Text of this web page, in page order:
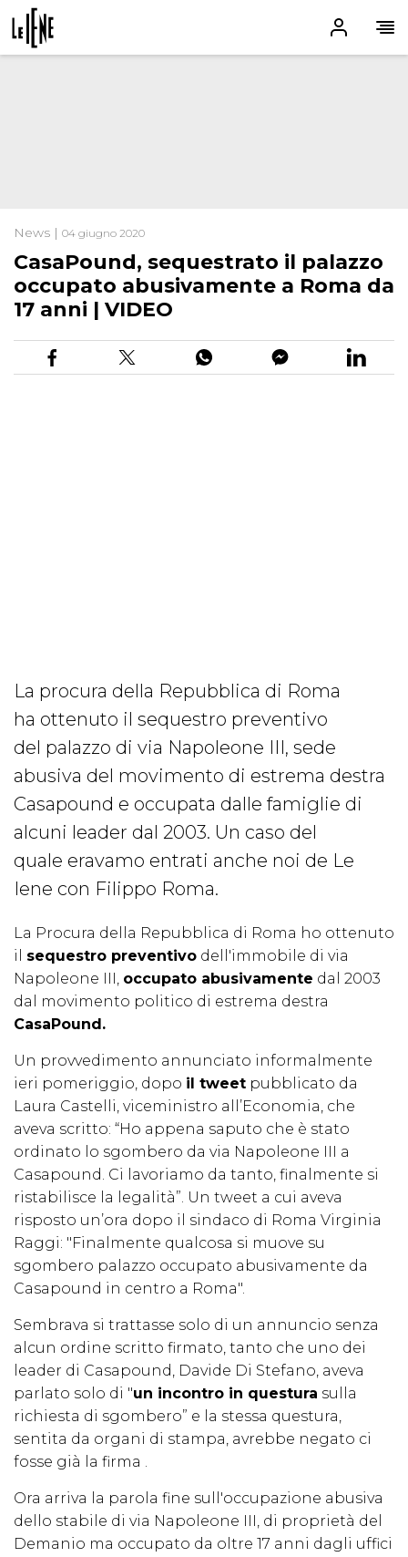
News | 04 giugno 2020
CasaPound, sequestrato il palazzo
occupato abusivamente a Roma da
17 anni | VIDEO
La procura della Repubblica di Roma
ha ottenuto il sequestro preventivo
del palazzo di via Napoleone III, sede
abusiva del movimento di estrema destra
Casapound e occupata dalle famiglie di
alcuni leader dal 2003. Un caso del
quale eravamo entrati anche noi de Le
Iene con Filippo Roma.
La Procura della Repubblica di Roma ho ottenuto
il sequestro preventivo dell'immobile di via
Napoleone III, occupato abusivamente dal 2003
dal movimento politico di estrema destra
CasaPound.
Un provvedimento annunciato informalmente
ieri pomeriggio, dopo il tweet pubblicato da
Laura Castelli, viceministro all’Economia, che
aveva scritto: “Ho appena saputo che è stato
ordinato lo sgombero da via Napoleone III a
Casapound. Ci lavoriamo da tanto, finalmente si
ristabilisce la legalità”. Un tweet a cui aveva
risposto un’ora dopo il sindaco di Roma Virginia
Raggi: "Finalmente qualcosa si muove su
sgombero palazzo occupato abusivamente da
Casapound in centro a Roma".
Sembrava si trattasse solo di un annuncio senza
alcun ordine scritto firmato, tanto che uno dei
leader di Casapound, Davide Di Stefano, aveva
parlato solo di "un incontro in questura sulla
richiesta di sgombero” e la stessa questura,
sentita da organi di stampa, avrebbe negato ci
fosse già la firma .
Ora arriva la parola fine sull'occupazione abusiva
dello stabile di via Napoleone III, di proprietà del
Demanio ma occupato da oltre 17 anni dagli uffici